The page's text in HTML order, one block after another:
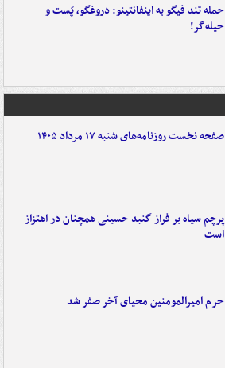
حمله تند فیگو به اینفانتینو: دروغگو، پَست‌ و
حیله‌گر!
صفحه نخست روزنامه‌های شنبه ۱۷ مرداد ۱۴۰۵
پرچم سیاه بر فراز گنبد حسینی همچنان در اهتزاز
است
حرم امیرالمومنین محیای آخر صفر شد